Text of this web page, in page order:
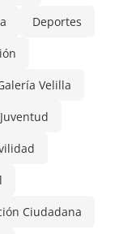
Deportes
Velilla
Ciudadana